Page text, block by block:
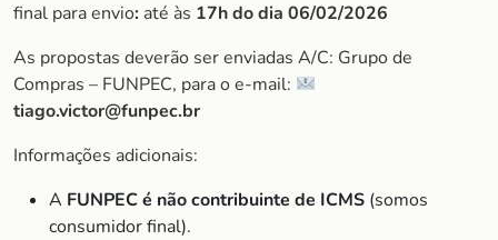
final para envio: até às 17h do dia 06/02/2026
As propostas deverão ser enviadas A/C: Grupo de
Compras – FUNPEC, para o e-mail:
tiago.victor@funpec.br
Informações adicionais:
A FUNPEC é não contribuinte de ICMS (somos
consumidor final).